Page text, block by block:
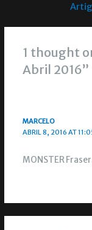
1 thought
Abril 2016”
MARCELO
ABRIL 8, 2016 AT
MONSTER